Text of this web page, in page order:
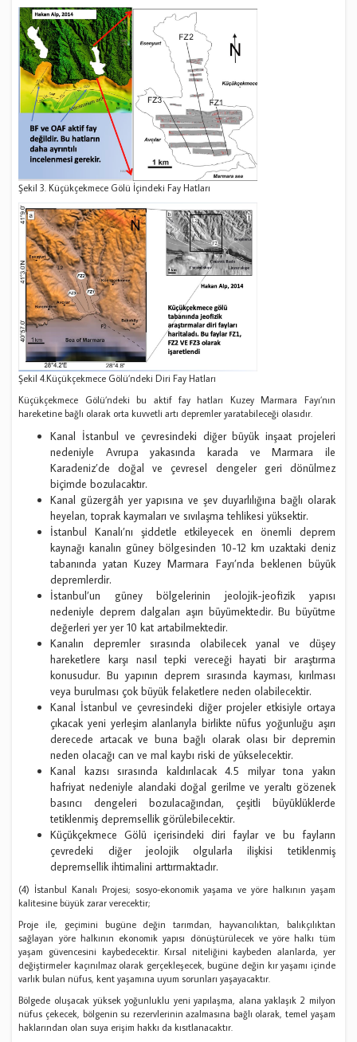
Şekil 3. Küçükçekmece Gölü İçindeki Fay Hatları
Şekil 4.Küçükçekmece Gölü’ndeki Diri Fay Hatları
Küçükçekmece Gölü’ndeki bu aktif fay hatları Kuzey Marmara Fayı’nın
hareketine bağlı olarak orta kuvvetli artı depremler yaratabileceği olasıdır.
Kanal İstanbul ve çevresindeki diğer büyük inşaat projeleri
nedeniyle Avrupa yakasında karada ve Marmara ile
Karadeniz’de doğal ve çevresel dengeler geri dönülmez
biçimde bozulacaktır.
Kanal güzergâh yer yapısına ve şev duyarlılığına bağlı olarak
heyelan, toprak kaymaları ve sıvılaşma tehlikesi yüksektir.
İstanbul Kanalı’nı şiddetle etkileyecek en önemli deprem
kaynağı kanalın güney bölgesinden 10-12 km uzaktaki deniz
tabanında yatan Kuzey Marmara Fayı’nda beklenen büyük
depremlerdir.
İstanbul’un güney bölgelerinin jeolojik-jeofizik yapısı
nedeniyle deprem dalgaları aşırı büyümektedir. Bu büyütme
değerleri yer yer 10 kat artabilmektedir.
Kanalın depremler sırasında olabilecek yanal ve düşey
hareketlere karşı nasıl tepki vereceği hayati bir araştırma
konusudur. Bu yapının deprem sırasında kayması, kırılması
veya burulması çok büyük felaketlere neden olabilecektir.
Kanal İstanbul ve çevresindeki diğer projeler etkisiyle ortaya
çıkacak yeni yerleşim alanlarıyla birlikte nüfus yoğunluğu aşırı
derecede artacak ve buna bağlı olarak olası bir depremin
neden olacağı can ve mal kaybı riski de yükselecektir.
Kanal kazısı sırasında kaldırılacak 4.5 milyar tona yakın
hafriyat nedeniyle alandaki doğal gerilme ve yeraltı gözenek
basıncı dengeleri bozulacağından, çeşitli büyüklüklerde
tetiklenmiş depremsellik görülebilecektir.
Küçükçekmece Gölü içerisindeki diri faylar ve bu fayların
çevredeki diğer jeolojik olgularla ilişkisi tetiklenmiş
depremsellik ihtimalini arttırmaktadır.
(4) İstanbul Kanalı Projesi; sosyo-ekonomik yaşama ve yöre halkının yaşam
kalitesine büyük zarar verecektir;
Proje ile, geçimini bugüne değin tarımdan, hayvancılıktan, balıkçılıktan
sağlayan yöre halkının ekonomik yapısı dönüştürülecek ve yöre halkı tüm
yaşam güvencesini kaybedecektir. Kırsal niteliğini kaybeden alanlarda, yer
değiştirmeler kaçınılmaz olarak gerçekleşecek, bugüne değin kır yaşamı içinde
varlık bulan nüfus, kent yaşamına uyum sorunları yaşayacaktır.
Bölgede oluşacak yüksek yoğunluklu yeni yapılaşma, alana yaklaşık 2 milyon
nüfus çekecek, bölgenin su rezervlerinin azalmasına bağlı olarak, temel yaşam
haklarından olan suya erişim hakkı da kısıtlanacaktır.